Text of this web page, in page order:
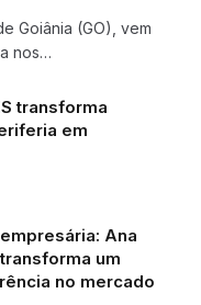
Goiânia (GO), vem
nos…
transforma
em
Ana
um
no mercado